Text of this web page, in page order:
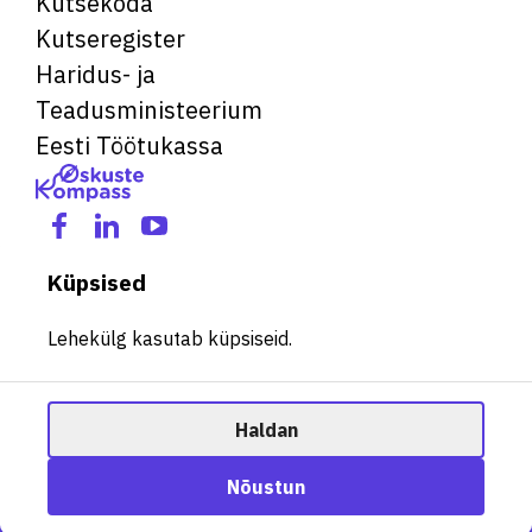
Ametisoovitaja
Kutseregister
Haridus- ja
Teadusministeerium
Eesti Töötukassa
Küpsised
Lehekülg kasutab küpsiseid.
Haldan
Nõustun